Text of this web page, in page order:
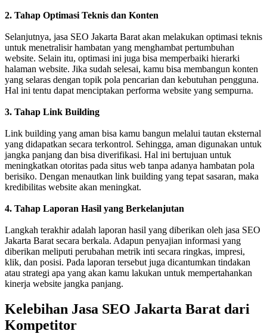
2. Tahap Optimasi Teknis dan Konten
Selanjutnya, jasa SEO Jakarta Barat akan melakukan optimasi teknis
untuk menetralisir hambatan yang menghambat pertumbuhan
website. Selain itu, optimasi ini juga bisa memperbaiki hierarki
halaman website. Jika sudah selesai, kamu bisa membangun konten
yang selaras dengan topik pola pencarian dan kebutuhan pengguna.
Hal ini tentu dapat menciptakan performa website yang sempurna.
3. Tahap Link Building
Link building yang aman bisa kamu bangun melalui tautan eksternal
yang didapatkan secara terkontrol. Sehingga, aman digunakan untuk
jangka panjang dan bisa diverifikasi. Hal ini bertujuan untuk
meningkatkan otoritas pada situs web tanpa adanya hambatan pola
berisiko. Dengan menautkan link building yang tepat sasaran, maka
kredibilitas website akan meningkat.
4. Tahap Laporan Hasil yang Berkelanjutan
Langkah terakhir adalah laporan hasil yang diberikan oleh jasa SEO
Jakarta Barat secara berkala. Adapun penyajian informasi yang
diberikan meliputi perubahan metrik inti secara ringkas, impresi,
klik, dan posisi. Pada laporan tersebut juga dicantumkan tindakan
atau strategi apa yang akan kamu lakukan untuk mempertahankan
kinerja website jangka panjang.
Kelebihan Jasa SEO Jakarta Barat dari
Kompetitor